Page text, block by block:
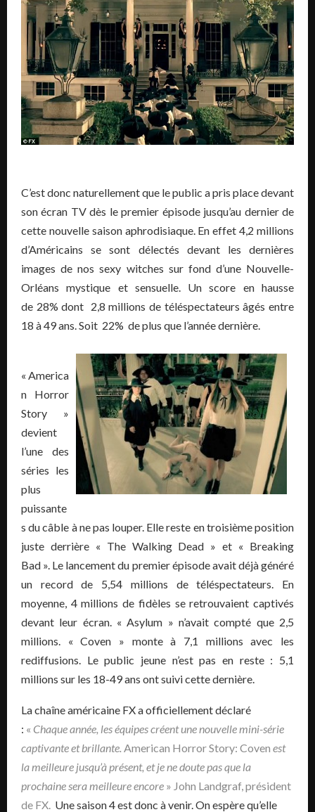
C’est donc naturellement que le public a pris place devant
son écran TV dès le premier épisode jusqu’au dernier de
cette nouvelle saison aphrodisiaque. En effet 4,2 millions
d’Américains se sont délectés devant les dernières
images de nos sexy witches sur fond d’une Nouvelle-
Orléans mystique et sensuelle. Un score en hausse
de 28% dont 2,8 millions de téléspectateurs âgés entre
18 à 49 ans. Soit 22% de plus que l’année dernière.
« America
n Horror
Story »
devient
l’une des
séries les
plus
puissante
s du câble à ne pas louper. Elle reste en troisième position
juste derrière « The Walking Dead » et « Breaking
Bad ». Le lancement du premier épisode avait déjà généré
un record de 5,54 millions de téléspectateurs. En
moyenne, 4 millions de fidèles se retrouvaient captivés
devant leur écran. « Asylum » n’avait compté que 2,5
millions. « Coven » monte à 7,1 millions avec les
rediffusions. Le public jeune n’est pas en reste : 5,1
millions sur les 18-49 ans ont suivi cette dernière.
La chaîne américaine FX a officiellement déclaré
: « Chaque année, les équipes créent une nouvelle mini-série
captivante et brillante. American Horror Story: Coven est
la meilleure jusqu’à présent, et je ne doute pas que la
prochaine sera meilleure encore » John Landgraf, président
de FX. Une saison 4 est donc à venir. Onespèrequ’elle